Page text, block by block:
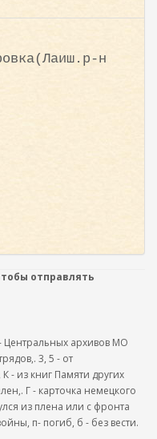
н
отправлять
Центральных архивов МО
3, 5 - от
- из книг Памяти других
Г - карточка немецкого
из плена или с фронта
п- погиб, б - без вести.